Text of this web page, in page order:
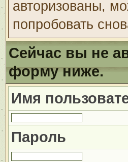
авторизованы,
попробовать
Сейчас вы не
форму ниже.
Имя
Пароль